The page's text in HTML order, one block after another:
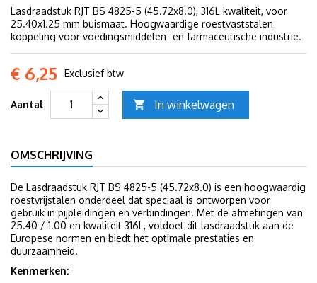
Lasdraadstuk RJT BS 4825-5 (45.72x8.0), 316L kwaliteit, voor
25.40x1.25 mm buismaat. Hoogwaardige roestvaststalen
koppeling voor voedingsmiddelen- en farmaceutische industrie.
€ 6,25 Exclusief btw
Aantal  In winkelwagen
OMSCHRIJVING
De Lasdraadstuk RJT BS 4825-5 (45.72x8.0) is een hoogwaardig
roestvrijstalen onderdeel dat speciaal is ontworpen voor
gebruik in pijpleidingen en verbindingen. Met de afmetingen van
25.40 / 1.00 en kwaliteit 316L, voldoet dit lasdraadstuk aan de
Europese normen en biedt het optimale prestaties en
duurzaamheid.
Kenmerken: